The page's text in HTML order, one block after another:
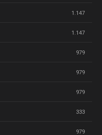
1.147
1.147
979
979
979
333
979